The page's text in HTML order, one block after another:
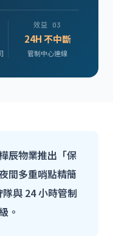
效益 03
24H 不中斷
管制中心連線
辰物業推出「保
間多重哨點精簡
與 24 小時管制
。